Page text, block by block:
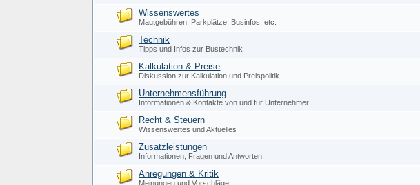
Wissenswertes
Mautgebühren, Parkplätze, Businfos, etc.
Technik
Tipps und Infos zur Bustechnik
Kalkulation & Preise
Diskussion zur Kalkulation und Preispolitik
Unternehmensführung
Informationen & Kontakte von und für Unternehmer
Recht & Steuern
Wissenswertes und Aktuelles
Zusatzleistungen
Informationen, Fragen und Antworten
Anregungen & Kritik
Meinungen und Vorschläge